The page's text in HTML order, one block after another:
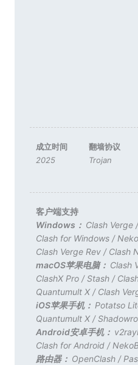
成立时间
2025
翻墙协议
Trojan
客户端支持
Windows： Clash Verge
Clash for Windows/
Clash Verge Rev/ Clash
macOS苹果电脑： Clash
ClashX Pro/Stash/
Quantumult X/ Clash
iOS苹果手机： Potatso
Quantumult X/
Android安卓手机：
Clash for Android/
路由器： OpenClash/